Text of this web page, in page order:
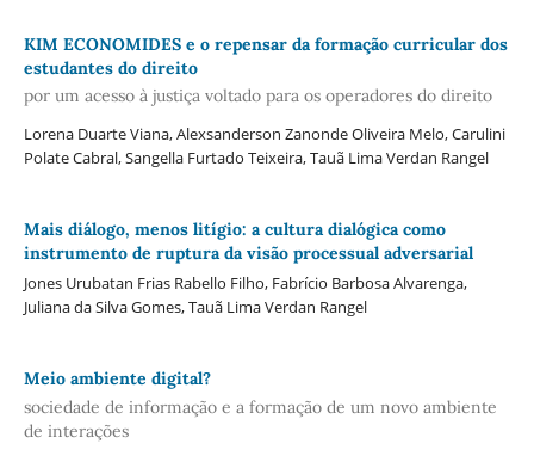
KIM ECONOMIDES e o repensar da formação curricular dos
estudantes do direito
por um acesso à justiça voltado para os operadores do direito
Lorena Duarte Viana, Alexsanderson Zanonde Oliveira Melo, Carulini
Polate Cabral, Sangella Furtado Teixeira, Tauã Lima Verdan Rangel
Mais diálogo, menos litígio: a cultura dialógica como
instrumento de ruptura da visão processual adversarial
Jones Urubatan Frias Rabello Filho, Fabrício Barbosa Alvarenga,
Juliana da Silva Gomes, Tauã Lima Verdan Rangel
Meio ambiente digital?
sociedade de informação e a formação de um novo ambiente
de interações